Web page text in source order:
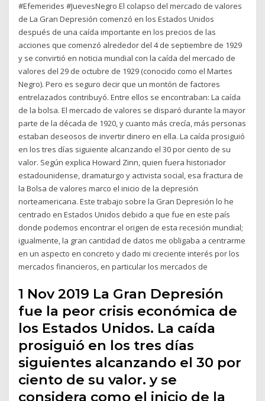
#Efemerides #JuevesNegro El colapso del mercado de valores
de La Gran Depresión comenzó en los Estados Unidos
después de una caída importante en los precios de las
acciones que comenzó alrededor del 4 de septiembre de 1929
y se convirtió en noticia mundial con la caída del mercado de
valores del 29 de octubre de 1929 (conocido como el Martes
Negro). Pero es seguro decir que un montón de factores
entrelazados contribuyó. Entre ellos se encontraban: La caída
de la bolsa. El mercado de valores se disparó durante la mayor
parte de la década de 1920, y cuanto más crecía, más personas
estaban deseosos de invertir dinero en ella. La caída prosiguió
en los tres días siguiente alcanzando el 30 por ciento de su
valor. Según explica Howard Zinn, quien fuera historiador
estadounidense, dramaturgo y activista social, esa fractura de
la Bolsa de valores marco el inicio de la depresión
norteamericana. Este trabajo sobre la Gran Depresión lo he
centrado en Estados Unidos debido a que fue en este país
donde podemos encontrar el origen de esta recesión mundial;
igualmente, la gran cantidad de datos me obligaba a centrarme
en un aspecto en concreto y dado mi creciente interés por los
mercados financieros, en particular los mercados de
1 Nov 2019 La Gran Depresión
fue la peor crisis económica de
los Estados Unidos. La caída
prosiguió en los tres días
siguientes alcanzando el 30 por
ciento de su valor. y se
considera como el inicio de la